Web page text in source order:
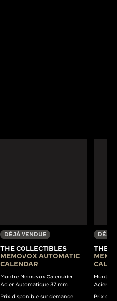
DÉJÀ VENDUE
THE COLLECTIBLES
MEMOVOX AUTOMATIC
CALENDAR
Montre Memovox Calendrier
Acier Automatique 37 mm
Prix disponible sur demande
DÉJÀ
THE
Montre
Acier
Prix